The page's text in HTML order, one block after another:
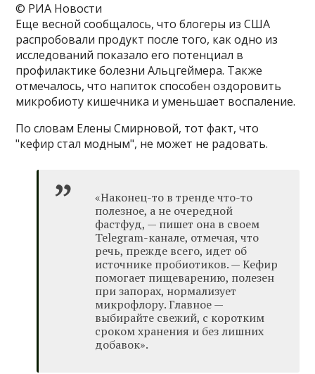
© РИА Новости
Еще весной сообщалось, что блогеры из США
распробовали продукт после того, как одно из
исследований показало его потенциал в
профилактике болезни Альцгеймера. Также
отмечалось, что напиток способен оздоровить
микробиоту кишечника и уменьшает воспаление.
По словам Елены Смирновой, тот факт, что
"кефир стал модным", не может не радовать.
«Наконец-то в тренде что-то
полезное, а не очередной
фастфуд, — пишет она в своем
Telegram-канале, отмечая, что
речь, прежде всего, идет об
источнике пробиотиков. — Кефир
помогает пищеварению, полезен
при запорах, нормализует
микрофлору. Главное —
выбирайте свежий, с коротким
сроком хранения и без лишних
добавок».